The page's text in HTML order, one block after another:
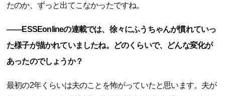
たのか、ずっと出てこなかったですね。
――ESSEonlineの連載では、徐々にふうちゃんが慣れていっ
た様子が描かれていましたね。どのくらいで、どんな変化が
あったのでしょうか？
最初の2年くらいは夫のことを怖がっていたと思います。夫が